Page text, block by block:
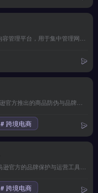
# 跨境电商
# 跨境电商